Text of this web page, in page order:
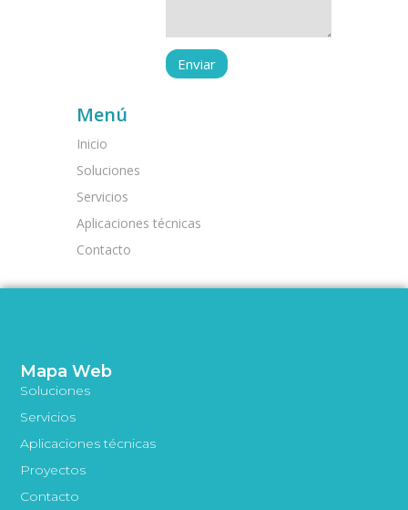
Menú
Inicio
Soluciones
Servicios
Aplicaciones técnicas
Contacto
Mapa Web
Soluciones
Servicios
Aplicaciones técnicas
Proyectos
Contacto